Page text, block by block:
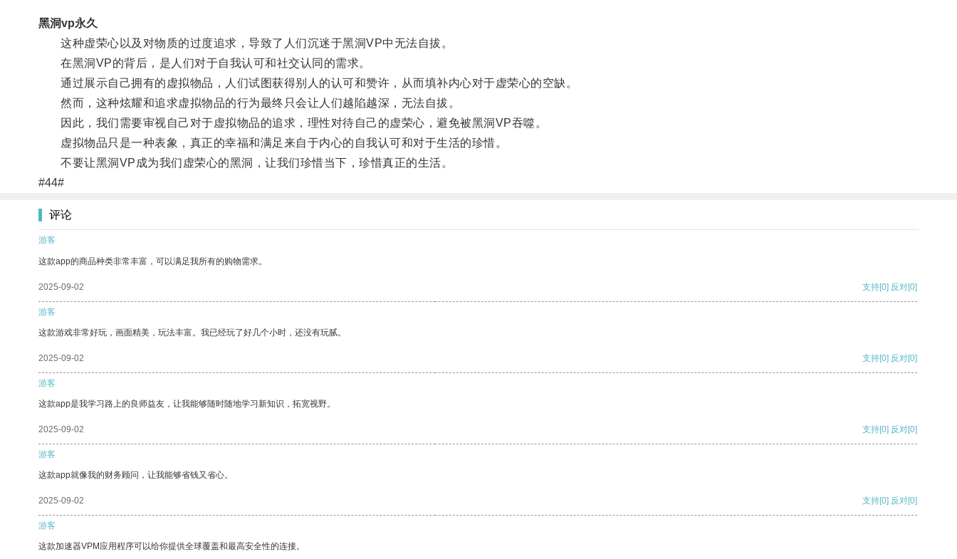
黑洞vp永久
这种虚荣心以及对物质的过度追求，导致了人们沉迷于黑洞VP中无法自拔。
在黑洞VP的背后，是人们对于自我认可和社交认同的需求。
通过展示自己拥有的虚拟物品，人们试图获得别人的认可和赞许，从而填补内心对于虚荣心的空缺。
然而，这种炫耀和追求虚拟物品的行为最终只会让人们越陷越深，无法自拔。
因此，我们需要审视自己对于虚拟物品的追求，理性对待自己的虚荣心，避免被黑洞VP吞噬。
虚拟物品只是一种表象，真正的幸福和满足来自于内心的自我认可和对于生活的珍惜。
不要让黑洞VP成为我们虚荣心的黑洞，让我们珍惜当下，珍惜真正的生活。
#44#
评论
游客
这款app的商品种类非常丰富，可以满足我所有的购物需求。
2025-09-02 支持[0] 反对[0]
游客
这款游戏非常好玩，画面精美，玩法丰富。我已经玩了好几个小时，还没有玩腻。
2025-09-02 支持[0] 反对[0]
游客
这款app是我学习路上的良师益友，让我能够随时随地学习新知识，拓宽视野。
2025-09-02 支持[0] 反对[0]
游客
这款app就像我的财务顾问，让我能够省钱又省心。
2025-09-02 支持[0] 反对[0]
游客
这款加速器VPM应用程序可以给你提供全球覆盖和最高安全性的连接。